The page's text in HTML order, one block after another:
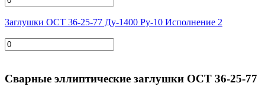
Заглушки ОСТ 36-25-77 Ду-1400 Ру-10 Исполнение 2
Сварные эллиптические заглушки ОСТ 36-25-77